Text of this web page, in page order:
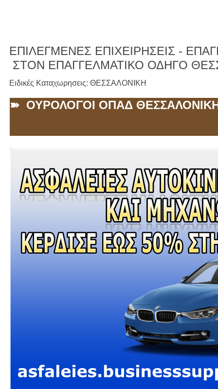
ΕΠΙΛΕΓΜΕΝΕΣ ΕΠΙΧΕΙΡΗΣΕΙΣ -
ΣΤΟΝ ΕΠΑΓΓΕΛΜΑΤΙΚΟ ΟΔΗΓΟ
Ειδικές Καταχωρησεις: ΘΕΣΣΑΛΟΝΙΚΗ
➽ ΟΥΡΟΛΟΓΟΙ ΟΠΑΔ